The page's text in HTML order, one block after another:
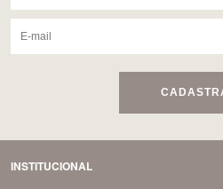
INSTITUCIONAL